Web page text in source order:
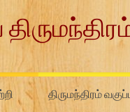
திருமந்திரம்